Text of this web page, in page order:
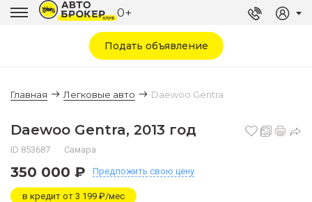
0+
Подать объявление
Главная Легковые авто Daewoo Gentra
Daewoo Gentra, 2013 год
ID 853687 Самара
350 000 ₽ Предложить свою цену
в кредит от 3 199 ₽/мес